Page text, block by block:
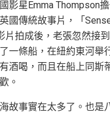
影星Emma Thompson
國傳統故事片，「
片拍成後，老張忽然接
一條船，在紐約東河舉
酒喝，而且在船上同斯
。
故事實在太多了。也是